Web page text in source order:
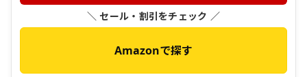
＼ セール・割引をチェック ／
Amazonで探す